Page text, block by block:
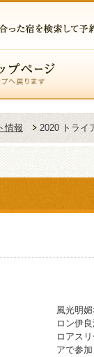
情報 2020 トライ
風光明
ロン伊
ロアス
アで参